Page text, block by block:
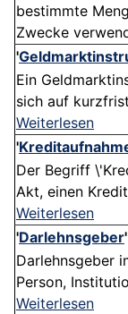
bestimmte
Zwecke
'
Ein
sich auf
Weiterlesen
'
Der Begriff
Akt, einen
Weiterlesen
'Darlehnsgeber'
Darlehnsgeber
Person,
Weiterlesen